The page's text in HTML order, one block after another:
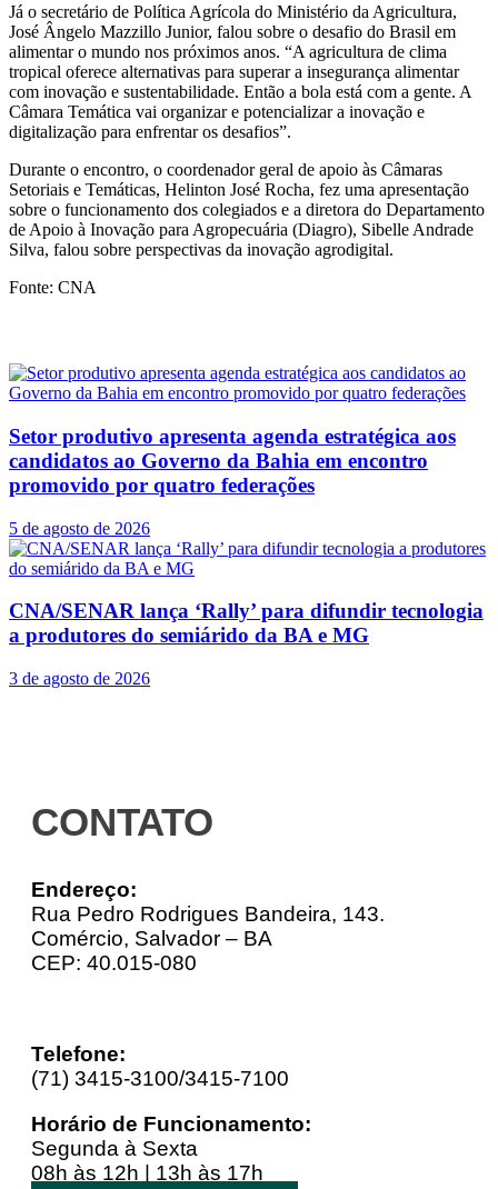
Já o secretário de Política Agrícola do Ministério da Agricultura,
José Ângelo Mazzillo Junior, falou sobre o desafio do Brasil em
alimentar o mundo nos próximos anos. “A agricultura de clima
tropical oferece alternativas para superar a insegurança alimentar
com inovação e sustentabilidade. Então a bola está com a gente. A
Câmara Temática vai organizar e potencializar a inovação e
digitalização para enfrentar os desafios”.
Durante o encontro, o coordenador geral de apoio às Câmaras
Setoriais e Temáticas, Helinton José Rocha, fez uma apresentação
sobre o funcionamento dos colegiados e a diretora do Departamento
de Apoio à Inovação para Agropecuária (Diagro), Sibelle Andrade
Silva, falou sobre perspectivas da inovação agrodigital.
Fonte: CNA
Setor produtivo apresenta agenda estratégica aos
candidatos ao Governo da Bahia em encontro
promovido por quatro federações
5 de agosto de 2026
CNA/SENAR lança ‘Rally’ para difundir tecnologia
a produtores do semiárido da BA e MG
3 de agosto de 2026
CONTATO
Endereço:
Rua Pedro Rodrigues Bandeira, 143.
Comércio, Salvador – BA
CEP: 40.015-080
Telefone:
(71) 3415-3100/3415-7100
Horário de Funcionamento:
Segunda à Sexta
08h às 12h | 13h às 17h